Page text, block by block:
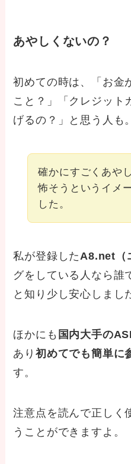
あやしくないの？
初めての時は、「お金
こと？」「クレジット
げるの？」と思う人も。
確かにすごくあや
怖そうというイメ
した。
私が登録した A8.net（
グをしている人なら誰
と知り少し安心しまし
ほかにも 国内大手の
あり初めてでも簡単に
す。
注意点を読んで正しく
うことができますよ。